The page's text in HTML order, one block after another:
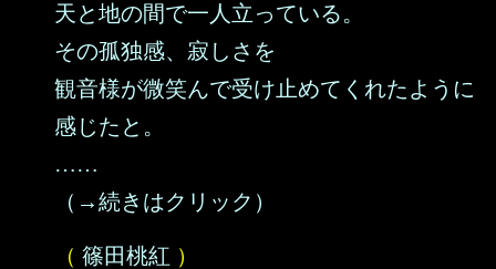
天と地の間で一人立っている。
その孤独感、寂しさを
観音様が微笑んで受け止めてくれたように
感じたと。
……
（→続きはクリック）
（ 篠田桃紅 ）